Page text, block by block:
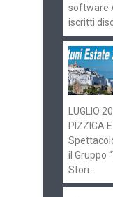
software
iscritti
LUGLIO
PIZZICA
il Gruppo
Stori...